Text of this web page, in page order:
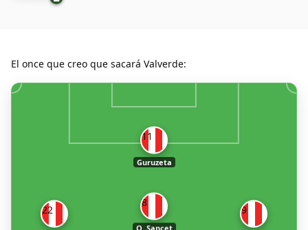
El once que creo que sacará Valverde:
22
8
O. Sancet
9
11
Guruzeta